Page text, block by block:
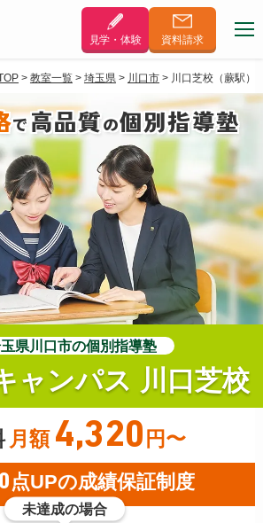
見学・体験 資料請求
> 教室一覧> 埼玉県> 川口市> 川口芝校（蕨駅）
で高品質の個別指導塾
県川口市の個別指導塾
ャンパス 川口芝校
月額 4,320 円〜
点UPの成績保証制度
未達成の場合